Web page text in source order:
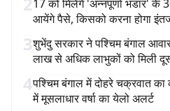
17 को मिलेंगे 'अन्नपूर्णा भंडार'
आयेंगे पैसे, किसको करना होगा
3शुभेंदु सरकार ने पश्चिम बंगाल
लाख से अधिक लाभुकों को मिली
4पश्चिम बंगाल में दोहरे चक्रवात
में मूसलाधार वर्षा का येलो अलर्ट